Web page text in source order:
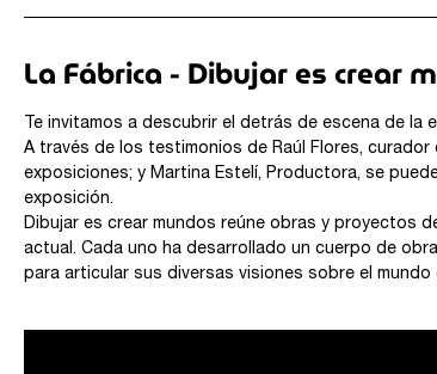
La Fábrica - Dibujar es crear
Te invitamos a descubrir el detrás de escena de la
A través de los testimonios de Raúl Flores,
exposiciones; y Martina Estelí, Productora, se
exposición.
Dibujar es crear mundos reúne obras y proyectos
actual. Cada uno ha desarrollado un cuerpo de
para articular sus diversas visiones sobre el mundo